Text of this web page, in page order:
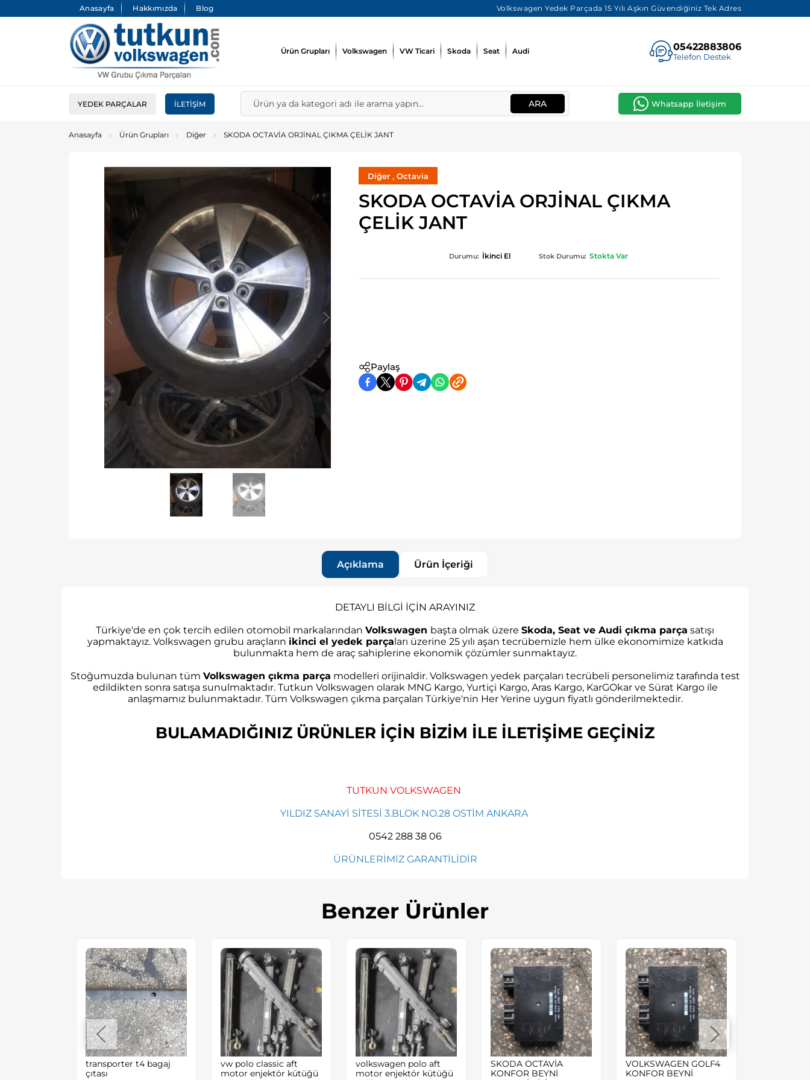
Anasayfa Hakkımızda Blog Volkswagen Yedek Parçada 15 Yılı Aşkın Güvendiğiniz Tek Adres
Ürün Grupları Volkswagen VW Ticari Skoda Seat Audi 05422883806
Telefon Destek
YEDEK PARÇALAR İLETIŞIM ARA Whatsapp İletişim
Anasayfa Ürün Grupları Diğer SKODA OCTAVİA ORJİNAL ÇIKMA ÇELİK JANT
Diğer ,Octavia
SKODA OCTAVİA ORJİNAL ÇIKMA
ÇELİK JANT
Durumu: İkinci El Stok Durumu: Stokta Var
Paylaş
Açıklama Ürün İçeriği
DETAYLI BİLGİ İÇİN ARAYINIZ
Türkiye'de en çok tercih edilen otomobil markalarından Volkswagen başta olmak üzere Skoda, Seat ve Audi çıkma parça satışı
yapmaktayız. Volkswagen grubu araçların ikinci el yedek parçaları üzerine 25 yılı aşan tecrübemizle hem ülke ekonomimize katkıda
bulunmakta hem de araç sahiplerine ekonomik çözümler sunmaktayız.
Stoğumuzda bulunan tüm Volkswagen çıkma parça modelleri orijinaldir. Volkswagen yedek parçaları tecrübeli personelimiz tarafında test
edildikten sonra satışa sunulmaktadır. Tutkun Volkswagen olarak MNG Kargo, Yurtiçi Kargo, Aras Kargo, KarGOkar ve Sürat Kargo ile
anlaşmamız bulunmaktadır. Tüm Volkswagen çıkma parçaları Türkiye'nin Her Yerine uygun fiyatlı gönderilmektedir.
BULAMADIĞINIZ ÜRÜNLER İÇİN BİZİM İLE İLETİŞİME GEÇİNİZ​
TUTKUN VOLKSWAGEN
YILDIZ SANAYİ SİTESİ 3.BLOK NO.28 OSTİM ANKARA
0542 288 38 06
ÜRÜNLERİMİZ GARANTİLİDİR
Benzer Ürünler
transporter t4 bagaj
çıtası
vw polo classic aft
motor enjektör kütüğü
volkswagen polo aft
motor enjektör kütüğü
SKODA OCTAVİA
KONFOR BEYNİ
VOLKSWAGEN GOLF4
KONFOR BEYNİ